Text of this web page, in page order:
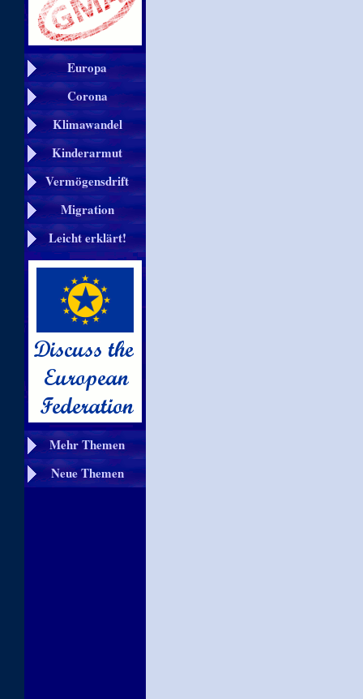
Europa
Corona
Klimawandel
Kinderarmut
Vermögensdrift
Migration
Leicht erklärt!
Mehr Themen
Neue Themen